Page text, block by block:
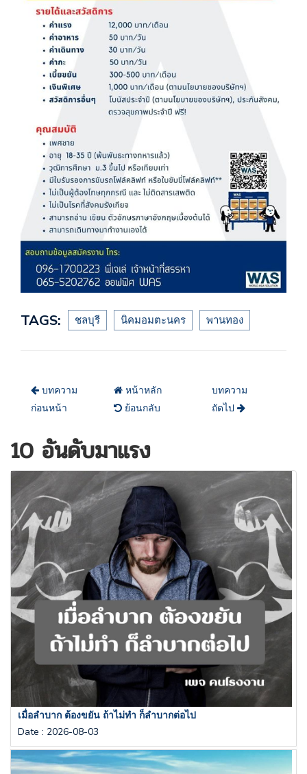
TAGS: ชลบุรี นิคมอมตะนคร พานทอง
บทความ
ก่อนหน้า
หน้าหลัก
ย้อนกลับ
บทความ
ถัดไป
10 อันดับมาแรง
เมื่อลำบาก ต้องขยัน ถ้าไม่ทำ ก็ลำบากต่อไป
Date : 2026-08-03